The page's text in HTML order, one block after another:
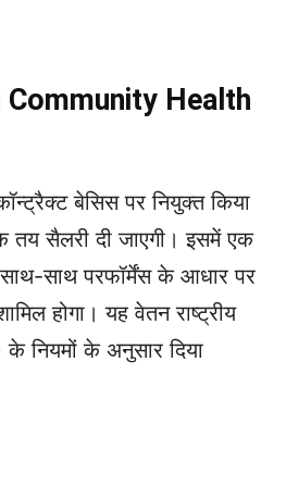
Community Health
बेसिस पर नियुक्त किया
तय सैलरी दी जाएगी। इसमें एक
साथ परफॉर्मेंस के आधार पर
होगा। यह वेतन राष्ट्रीय
नियमों के अनुसार दिया